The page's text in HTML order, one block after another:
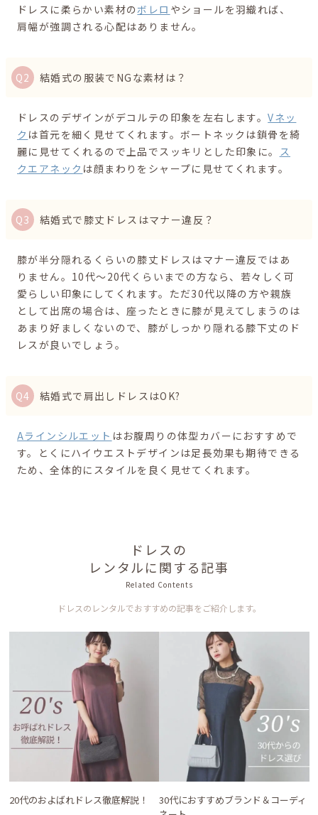
ドレスに柔らかい素材のボレロ やショールを羽織れば、
肩幅が強調される心配はありません。
結婚式の服装でNGな素材は？
ドレスのデザインがデコルテの印象を左右します。Vネッ
ク は首元を細く見せてくれます。ボートネックは鎖骨を綺
麗に見せてくれるので上品でスッキリとした印象に。
ス
クエアネック は顔まわりをシャープに見せてくれます。
結婚式で膝丈ドレスはマナー違反？
膝が半分隠れるくらいの膝丈ドレスはマナー違反ではあ
りません。10代〜20代くらいまでの方なら、若々しく可
愛らしい印象にしてくれます。ただ30代以降の方や親族
として出席の場合は、座ったときに膝が見えてしまうのは
あまり好ましくないので、膝がしっかり隠れる膝下丈のド
レスが良いでしょう。
結婚式で肩出しドレスはOK?
Aラインシルエット はお腹周りの体型カバーにおすすめで
す。とくにハイウエストデザインは足長効果も期待できる
ため、全体的にスタイルを良く見せてくれます。
ドレスの
レンタルに関する記事
Related Contents
ドレスのレンタルでおすすめの記事をご紹介します。
20代のおよばれドレス徹底解説！
30代におすすめブランド＆コーディ